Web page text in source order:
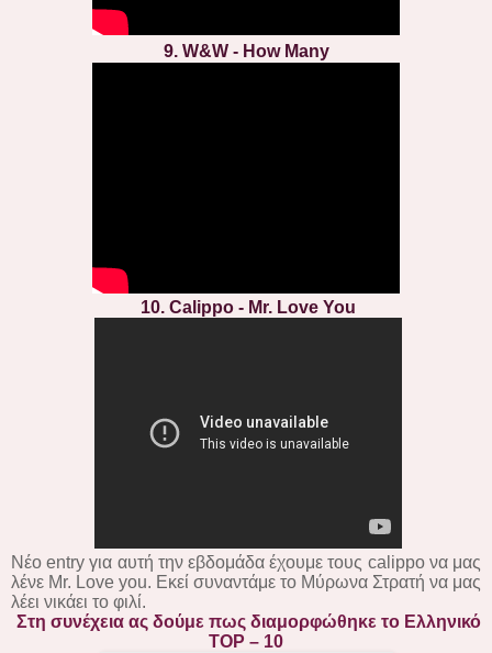
9. W&W - How Many
10. Calippo - Mr. Love You
Νέο entry για αυτή την εβδομάδα έχουμε τους calippo να μας
λένε Mr. Love you. Εκεί συναντάμε το Μύρωνα Στρατή να μας
λέει νικάει το φιλί.
Στη συνέχεια ας δούμε πως διαμορφώθηκε το Ελληνικό
TOP – 10